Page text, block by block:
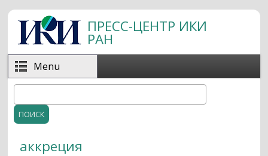
Перейти к основному содержанию
ПРЕСС-ЦЕНТР ИКИ
РАН
Menu
Форма поиска
аккреция